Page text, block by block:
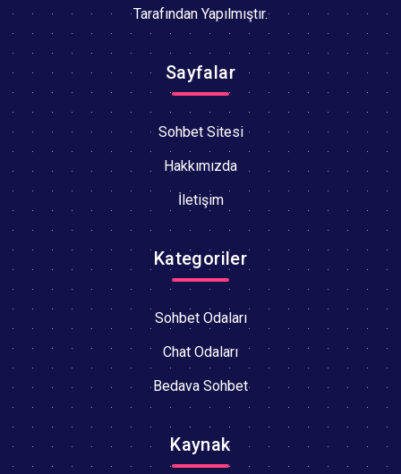
Tarafından Yapılmıştır.
Sayfalar
Sohbet Sitesi
Hakkımızda
İletişim
Kategoriler
Sohbet Odaları
Chat Odaları
Bedava Sohbet
Kaynak